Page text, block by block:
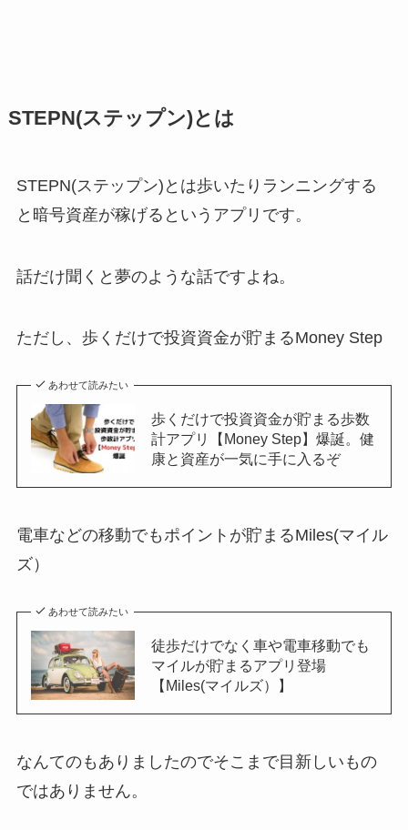
STEPN(ステップン)とは
STEPN(ステップン)とは歩いたりランニングする
と暗号資産が稼げるというアプリです。
話だけ聞くと夢のような話ですよね。
ただし、歩くだけで投資資金が貯まるMoney Step
あわせて読みたい
歩くだけで投資資金が貯まる歩数
計アプリ【Money Step】爆誕。健
康と資産が一気に手に入るぞ
電車などの移動でもポイントが貯まるMiles(マイル
ズ）
あわせて読みたい
徒歩だけでなく車や電車移動でも
マイルが貯まるアプリ登場
【Miles(マイルズ）】
なんてのもありましたのでそこまで目新しいもの
ではありません。